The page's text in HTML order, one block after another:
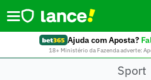
Ajuda com Aposta?
18+ Ministério da Fazenda adverte:
Sport